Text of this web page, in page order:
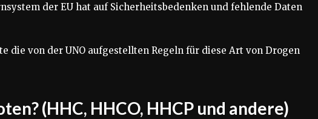
der EU hat auf Sicherheitsbedenken und fehlende Daten
die von der UNO aufgestellten Regeln für diese Art von Drogen
(HHC, HHCO, HHCP und andere)